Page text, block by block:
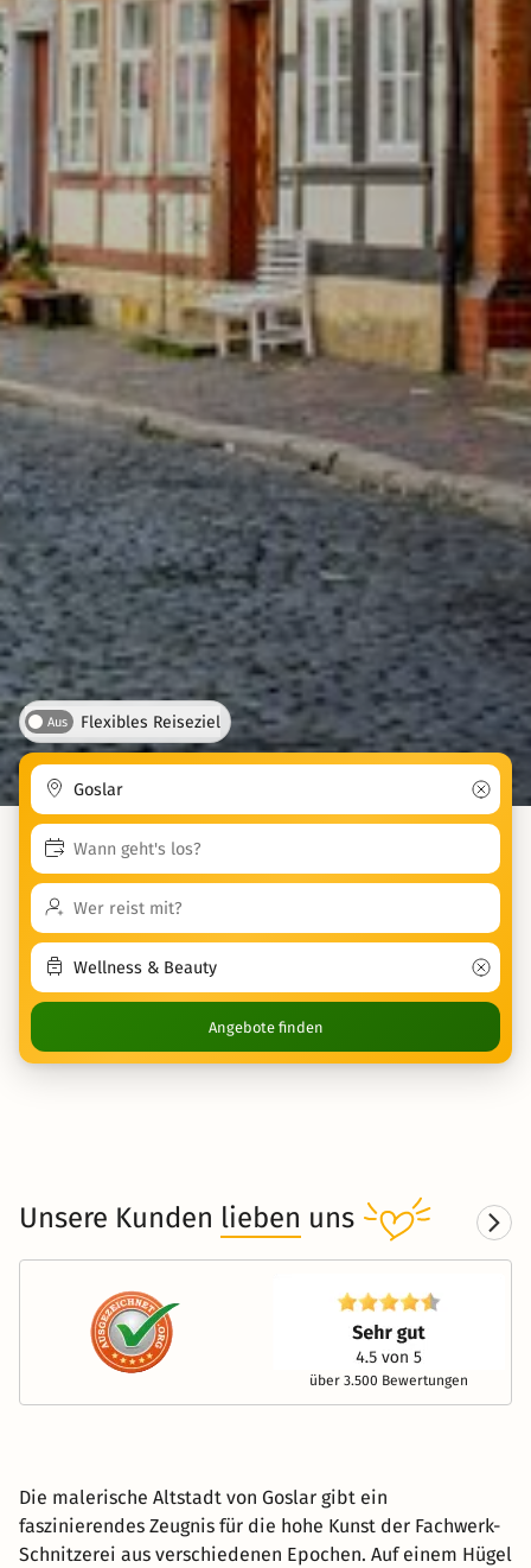
Aus Flexibles Reiseziel
Angebote finden
Unsere Kunden lieben uns
über 3.500 Bewertungen
Die malerische Altstadt von Goslar gibt ein
faszinierendes Zeugnis für die hohe Kunst der Fachwerk-
Schnitzerei aus verschiedenen Epochen. Auf einem Hügel